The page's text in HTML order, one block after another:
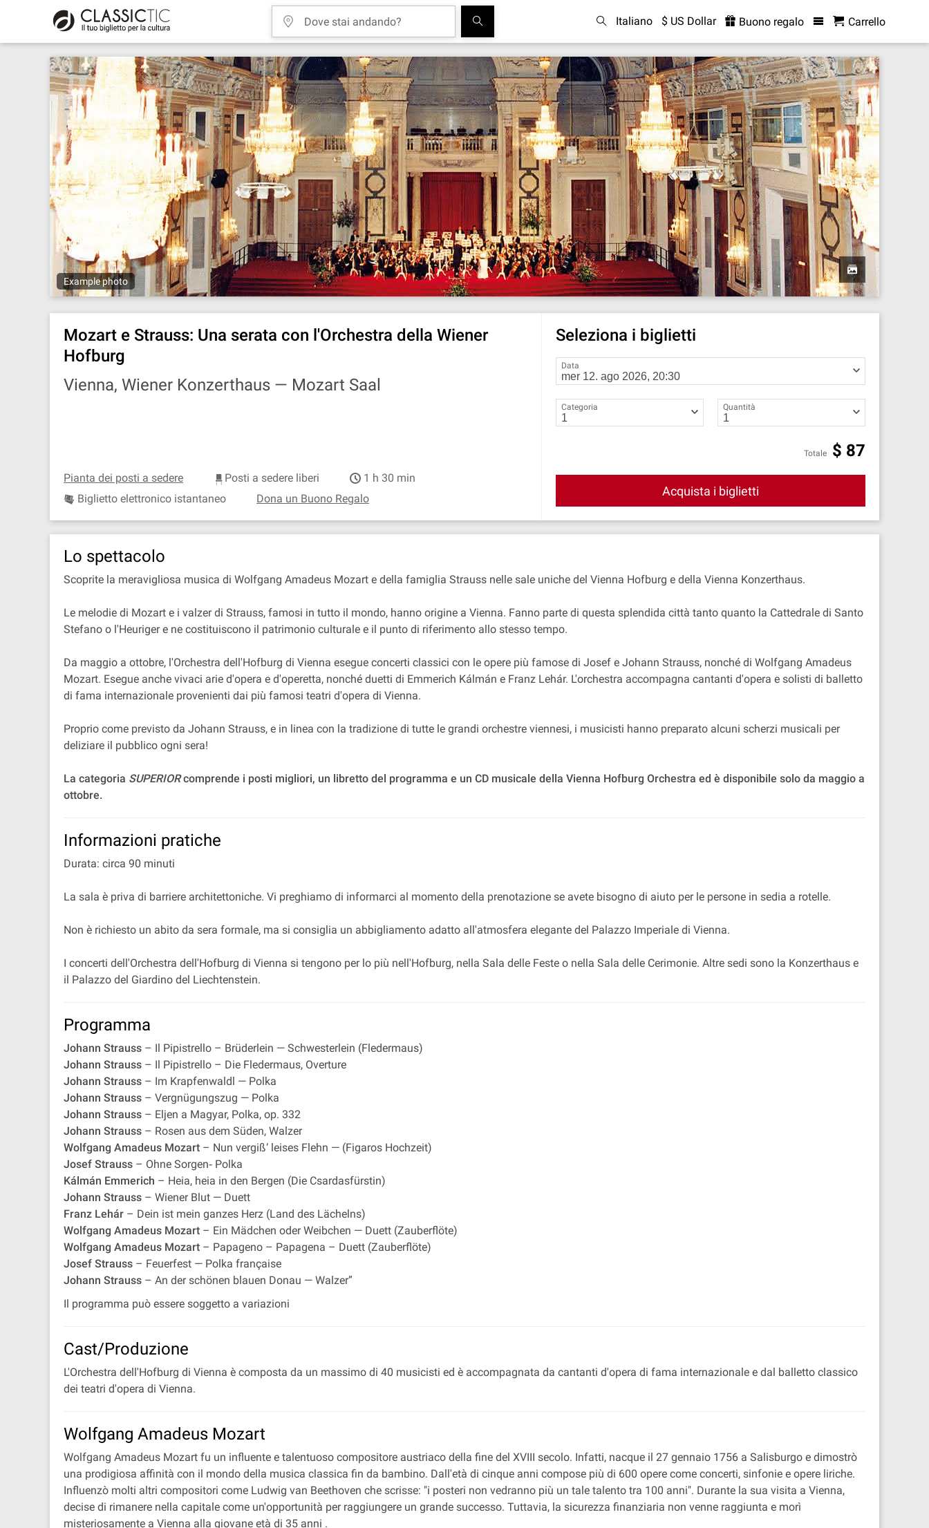
Italiano $ US Dollar Buono regalo Carrello
Example photo
Mozart e Strauss: Una serata con l'Orchestra della Wiener
Hofburg
Vienna, Wiener Konzerthaus — Mozart Saal
Pianta dei posti a sedere Posti a sedere liberi
1 h 30 min
Biglietto elettronico istantaneo
Dona un Buono Regalo
Seleziona i biglietti
Data
Categoria Quantità
Totale $ 87
Acquista i biglietti
Lo spettacolo
Scoprite la meravigliosa musica di Wolfgang Amadeus Mozart e della famiglia Strauss nelle sale uniche del Vienna Hofburg e della Vienna Konzerthaus.
Le melodie di Mozart e i valzer di Strauss, famosi in tutto il mondo, hanno origine a Vienna. Fanno parte di questa splendida città tanto quanto la Cattedrale di Santo
Stefano o l'Heuriger e ne costituiscono il patrimonio culturale e il punto di riferimento allo stesso tempo.
Da maggio a ottobre, l'Orchestra dell'Hofburg di Vienna esegue concerti classici con le opere più famose di Josef e Johann Strauss, nonché di Wolfgang Amadeus
Mozart. Esegue anche vivaci arie d'opera e d'operetta, nonché duetti di Emmerich Kálmán e Franz Lehár. L'orchestra accompagna cantanti d'opera e solisti di balletto
di fama internazionale provenienti dai più famosi teatri d'opera di Vienna.
Proprio come previsto da Johann Strauss, e in linea con la tradizione di tutte le grandi orchestre viennesi, i musicisti hanno preparato alcuni scherzi musicali per
deliziare il pubblico ogni sera!
La categoria SUPERIORcomprende i posti migliori, un libretto del programma e un CD musicale della Vienna Hofburg Orchestra ed è disponibile solo da maggio a
ottobre.
Informazioni pratiche
Durata: circa 90 minuti
La sala è priva di barriere architettoniche. Vi preghiamo di informarci al momento della prenotazione se avete bisogno di aiuto per le persone in sedia a rotelle.
Non è richiesto un abito da sera formale, ma si consiglia un abbigliamento adatto all'atmosfera elegante del Palazzo Imperiale di Vienna.
I concerti dell'Orchestra dell'Hofburg di Vienna si tengono per lo più nell'Hofburg, nella Sala delle Feste o nella Sala delle Cerimonie. Altre sedi sono la Konzerthaus e
il Palazzo del Giardino del Liechtenstein.
Programma
Johann Strauss – Il Pipistrello – Brüderlein — Schwesterlein (Fledermaus)
Johann Strauss – Il Pipistrello – Die Fledermaus, Overture
Johann Strauss – Im Krapfenwaldl — Polka
Johann Strauss – Vergnügungszug — Polka
Johann Strauss – Eljen a Magyar, Polka, op. 332
Johann Strauss – Rosen aus dem Süden, Walzer
Wolfgang Amadeus Mozart – Nun vergiß‘ leises Flehn — (Figaros Hochzeit)
Josef Strauss – Ohne Sorgen‐ Polka
Kálmán Emmerich – Heia, heia in den Bergen (Die Csardasfürstin)
Johann Strauss – Wiener Blut — Duett
Franz Lehár – Dein ist mein ganzes Herz (Land des Lächelns)
Wolfgang Amadeus Mozart – Ein Mädchen oder Weibchen — Duett (Zauberflöte)
Wolfgang Amadeus Mozart – Papageno – Papagena – Duett (Zauberflöte)
Josef Strauss – Feuerfest — Polka française
Johann Strauss – An der schönen blauen Donau — Walzer”
Il programma può essere soggetto a variazioni
Cast/Produzione
L'Orchestra dell'Hofburg di Vienna è composta da un massimo di 40 musicisti ed è accompagnata da cantanti d'opera di fama internazionale e dal balletto classico
dei teatri d'opera di Vienna.
Wolfgang Amadeus Mozart
Wolfgang Amadeus Mozart fu un influente e talentuoso compositore austriaco della fine del XVIII secolo. Infatti, nacque il 27 gennaio 1756 a Salisburgo e dimostrò
una prodigiosa affinità con il mondo della musica classica fin da bambino. Dall'età di cinque anni compose più di 600 opere come concerti, sinfonie e opere liriche.
Influenzò molti altri compositori come Ludwig van Beethoven che scrisse: "i posteri non vedranno più un tale talento tra 100 anni". Durante la sua visita a Vienna,
decise di rimanere nella capitale come un'opportunità per raggiungere un grande successo. Tuttavia, la sicurezza finanziaria non venne raggiunta e morì
misteriosamente a Vienna alla giovane età di 35 anni .